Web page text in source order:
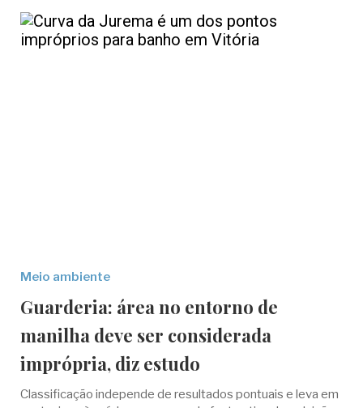
Meio ambiente
Guarderia: área no entorno de
manilha deve ser considerada
imprópria, diz estudo
Classificação independe de resultados pontuais e leva em